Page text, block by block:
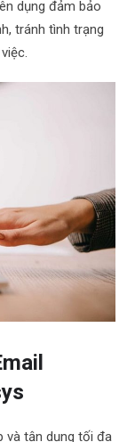
dụng đảm bảo
tránh tình trạng
và tận dụng tối đa